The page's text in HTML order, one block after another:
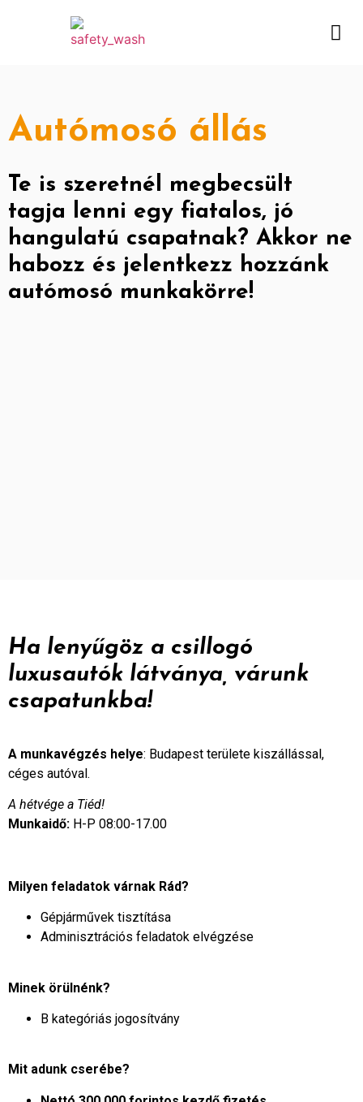
Autómosó állás
Te is szeretnél megbecsült
tagja lenni egy fiatalos, jó
hangulatú csapatnak? Akkor ne
habozz és jelentkezz hozzánk
autómosó munkakörre!
Ha lenyűgöz a csillogó
luxusautók látványa, várunk
csapatunkba!
A munkavégzés helye: Budapest területe kiszállással,
céges autóval.
A hétvége a Tiéd!
Munkaidő: H-P 08:00-17.00
Milyen feladatok várnak Rád?
Gépjárművek tisztítása
Adminisztrációs feladatok elvégzése
Minek örülnénk?
B kategóriás jogosítvány
Mit adunk cserébe?